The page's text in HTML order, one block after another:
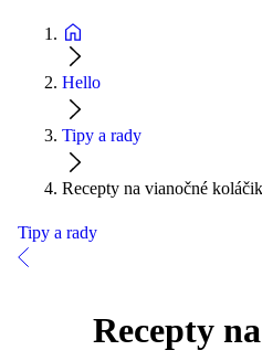
Hello
Tipy a rady
Recepty na vianočné
Tipy a rady
Recepty